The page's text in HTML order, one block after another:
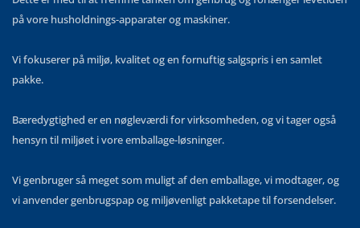
på vore husholdnings-apparater og maskiner.
Vi fokuserer på miljø, kvalitet og en fornuftig salgspris i en samlet
pakke.
Bæredygtighed er en nøgleværdi for virksomheden, og vi tager også
hensyn til miljøet i vore emballage-løsninger.
Vi genbruger så meget som muligt af den emballage, vi modtager, og
vi anvender genbrugspap og miljøvenligt pakketape til forsendelser.